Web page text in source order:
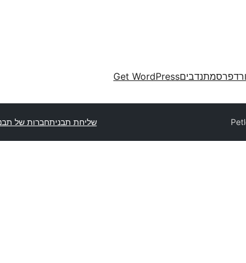
מתנדביםGet WordPress
שליחת תבניתחברות של